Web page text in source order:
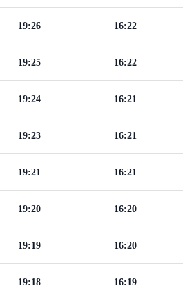
16:22
19:26
16:22
19:25
16:21
19:24
16:21
19:23
16:21
19:21
16:20
19:20
16:20
19:19
16:19
19:18